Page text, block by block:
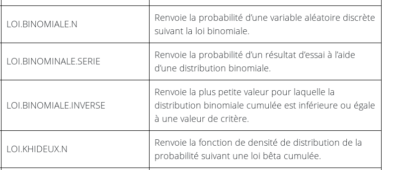
LOI.BINOMIALE.N
Renvoie la probabilité d’une variable aléatoire discrète
suivant la loi binomiale.
LOI.BINOMINALE.SERIE
Renvoie la probabilité d’un résultat d’essai à l’aide
d’une distribution binomiale.
LOI.BINOMIALE.INVERSE
Renvoie la plus petite valeur pour laquelle la
distribution binomiale cumulée est inférieure ou égale
à une valeur de critère.
LOI.KHIDEUX.N
Renvoie la fonction de densité de distribution de la
probabilité suivant une loi bêta cumulée.